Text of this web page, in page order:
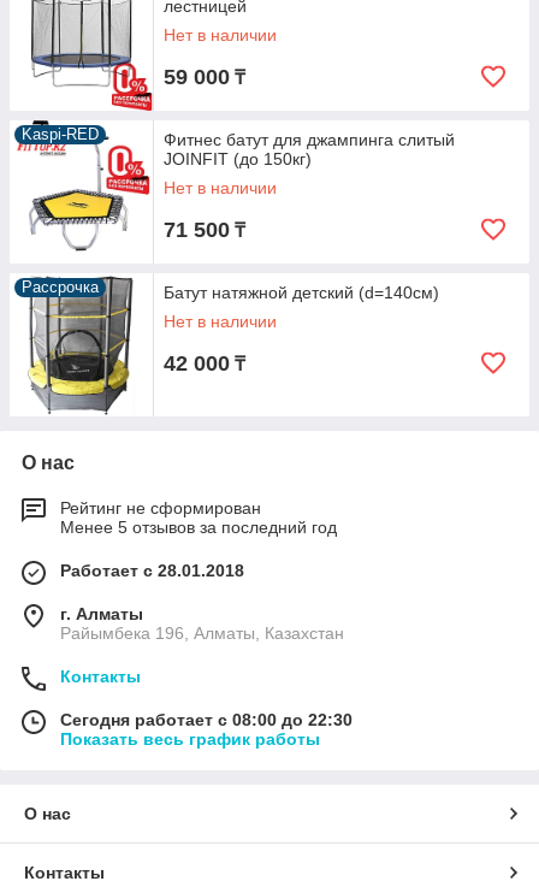
лестницей
Нет в наличии
59 000 ₸
Kaspi-RED
Фитнес батут для джампинга слитый
JOINFIT (до 150кг)
Нет в наличии
71 500 ₸
Рассрочка
Батут натяжной детский (d=140см)
Нет в наличии
42 000 ₸
О нас
Рейтинг не сформирован
Менее 5 отзывов за последний год
Работает с 28.01.2018
г. Алматы
Райымбека 196, Алматы, Казахстан
Контакты
Сегодня работает с 08:00 до 22:30
Показать весь график работы
О нас
Контакты